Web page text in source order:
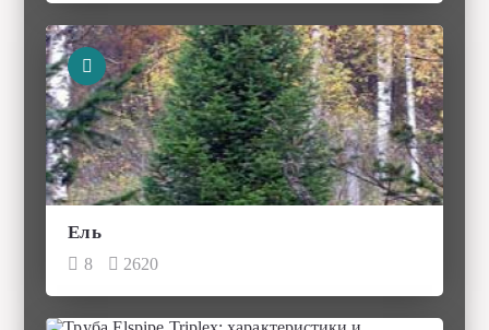
Ель
8 2620